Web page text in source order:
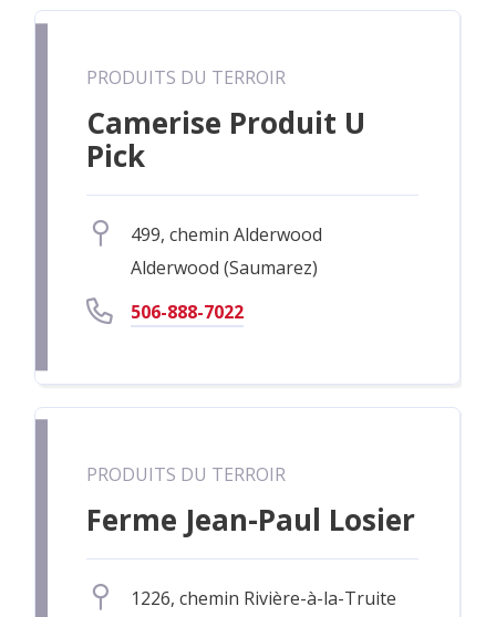
PRODUITS DU TERROIR
Camerise Produit U
Pick
499, chemin Alderwood
Alderwood (Saumarez)
506-888-7022
PRODUITS DU TERROIR
Ferme Jean-Paul Losier
1226, chemin Rivière-à-la-Truite